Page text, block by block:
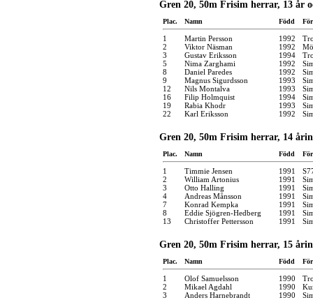
Gren 20, 50m Frisim herrar, 13 år
Plac. Namn Född
1 Martin Persson 1992
2
Viktor Näsman 1992
3
Gustav Eriksson 1994
5
Nima Zarghami 1992
8
Daniel Paredes 1992
9
Magnus Sigurdsson 1993
12
Nils Montalva 1993
16
Filip Holmquist 1994
19
Rabia Khodr 1993
22
Karl Eriksson 1992
Gren 20, 50m Frisim herrar, 14
Plac. Namn Född
1 Timmie Jensen 1991
2
William Artonius 1991
3
Otto Halling 1991
4
Andreas Månsson 1991
7
Konrad Kempka 1991
8
Eddie Sjögren-Hedberg 1991
13
Christoffer Pettersson 1991
Gren 20, 50m Frisim herrar, 15
Plac. Namn Född
1 Olof Samuelsson 1990
2
Mikael Agdahl 1990
3
Anders Harnebrandt 1990